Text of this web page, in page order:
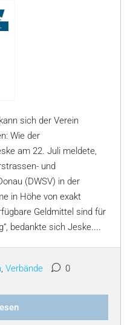
sich der Verein
Wie der
am 22. Juli meldete,
und
(DWSV) in der
in Höhe von exakt
Geldmittel sind für
bedankte sich Jeske....
, Verbände 0